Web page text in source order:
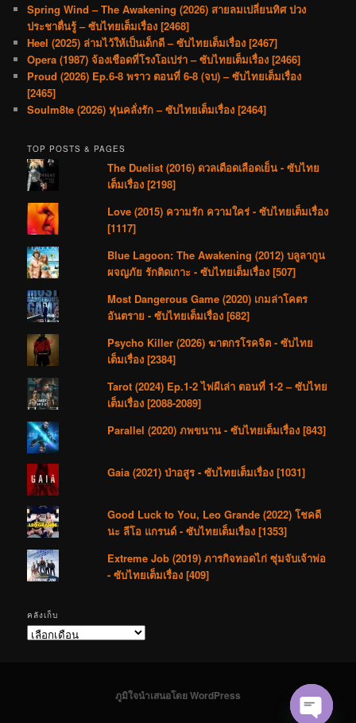
Spring Wind – The Awakening (2026) สายลมเปลี่ยนทิศ ปวง
ประชาตื่นรู้ – ซับไทยเต็มเรื่อง [2468]
Heel (2025) ล่ามไว้ให้เป็นเด็กดี – ซับไทยเต็มเรื่อง [2467]
Opera (1987) จ้องเชือดที่โรงโอเปร่า – ซับไทยเต็มเรื่อง [2466]
Proud (2026) Ep.6-8 พราว ตอนที่ 6-8 (จบ) – ซับไทยเต็มเรื่อง
[2465]
Soulm8te (2026) หุ่นคลั่งรัก – ซับไทยเต็มเรื่อง [2464]
TOP POSTS & PAGES
The Duelist (2016) ดวลเดือดเลือดเย็น - ซับไทย
เต็มเรื่อง [2198]
Love (2015) ความรัก ความใคร่ - ซับไทยเต็มเรื่อง
[1117]
Blue Lagoon: The Awakening (2012) บลูลากูน
ผจญภัย รักติดเกาะ - ซับไทยเต็มเรื่อง [507]
Most Dangerous Game (2020) เกมล่าโคตร
อันตราย - ซับไทยเต็มเรื่อง [682]
Psycho Killer (2026) ฆาตกรโรคจิต - ซับไทย
เต็มเรื่อง [2384]
Tarot (2024) Ep.1-2 ไพ่ผีเล่า ตอนที่ 1-2 – ซับไทย
เต็มเรื่อง [2088-2089]
Parallel (2020) ภพขนาน - ซับไทยเต็มเรื่อง [843]
Gaia (2021) ป่าอสูร - ซับไทยเต็มเรื่อง [1031]
Good Luck to You, Leo Grande (2022) โชคดี
นะ ลีโอ แกรนด์ - ซับไทยเต็มเรื่อง [1353]
Extreme Job (2019) ภารกิจทอดไก่ ซุ่มจับเจ้าพ่อ
- ซับไทยเต็มเรื่อง [409]
คลังเก็บ
คลัง
ภูมิใจนำเสนอโดย WordPress